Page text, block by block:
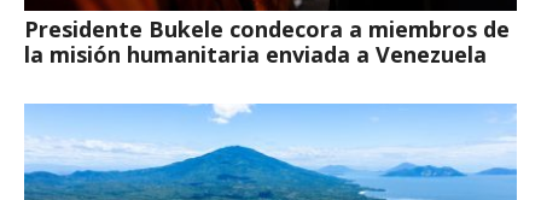
Presidente Bukele condecora a miembros de
la misión humanitaria enviada a Venezuela